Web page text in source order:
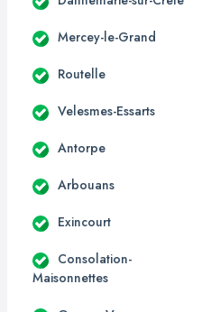
Mercey-le-Grand
Routelle
Velesmes-Essarts
Antorpe
Arbouans
Exincourt
Consolation-
Maisonnettes